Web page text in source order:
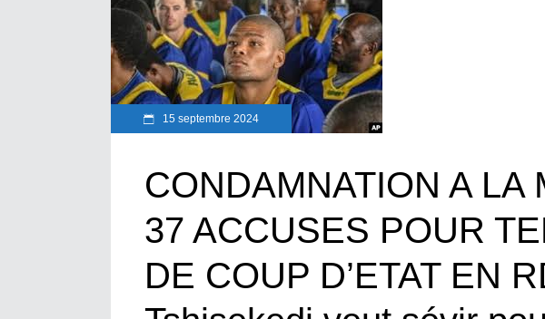
15 septembre 2024
CONDAMNATION A LA
37 ACCUSES POUR
DE COUP D’ETAT EN